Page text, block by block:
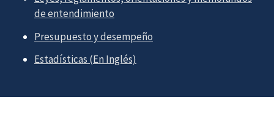
de entendimiento
Presupuesto y desempeño
Estadísticas (En Inglés)